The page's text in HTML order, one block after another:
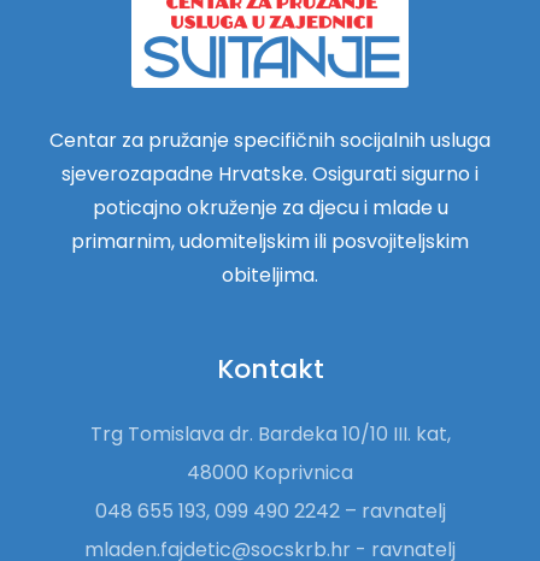
Centar za pružanje specifičnih socijalnih usluga
sjeverozapadne Hrvatske. Osigurati sigurno i
poticajno okruženje za djecu i mlade u
primarnim, udomiteljskim ili posvojiteljskim
obiteljima.
Kontakt
Trg Tomislava dr. Bardeka 10/10 III. kat,
48000 Koprivnica
048 655 193, 099 490 2242 – ravnatelj
mladen.fajdetic@socskrb.hr - ravnatelj